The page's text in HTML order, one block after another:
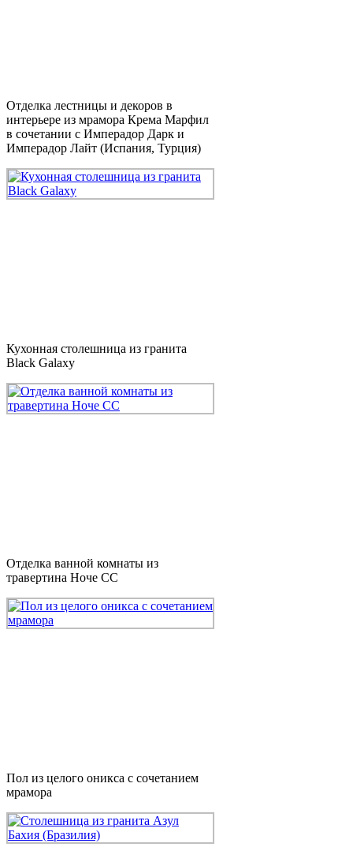
Отделка лестницы и декоров в
интерьере из мрамора Крема Марфил
в сочетании с Имперадор Дарк и
Имперадор Лайт (Испания, Турция)
Кухонная столешница из гранита
Black Galaxy
Отделка ванной комнаты из
травертина Ноче СС
Пол из целого оникса с сочетанием
мрамора